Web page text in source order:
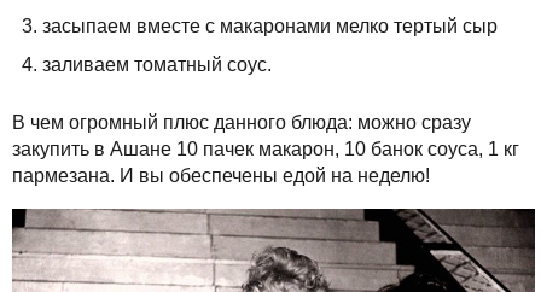
засыпаем вместе с макаронами мелко тертый сыр
заливаем томатный соус.
В чем огромный плюс данного блюда: можно сразу
закупить в Ашане 10 пачек макарон, 10 банок соуса, 1 кг
пармезана. И вы обеспечены едой на неделю!